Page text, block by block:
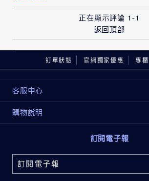
正在顯示評論 1-1
返回頂部
訂單狀態 官網獨家優惠 專
客服中心
購物說明
訂閱電子報